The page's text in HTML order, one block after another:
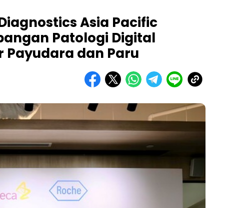
Asia Pacific
Patologi Digital
Payudara dan Paru